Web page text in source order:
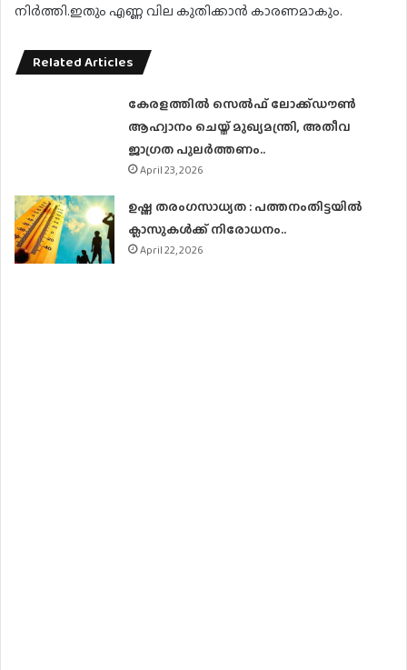
നിർത്തി.ഇതും എണ്ണ വില കുതിക്കാൻ കാരണമാകും.
Related Articles
കേരളത്തിൽ സെൽഫ് ലോക്ക്ഡൗൺ
ആഹ്വാനം ചെയ്ത് മുഖ്യമന്ത്രി, അതീവ
ജാഗ്രത പുലർത്തണം..
April 23, 2026
ഉഷ്ണ തരംഗസാധ്യത : പത്തനംതിട്ടയില്‍
ക്ലാസുകള്‍ക്ക് നിരോധനം..
April 22, 2026